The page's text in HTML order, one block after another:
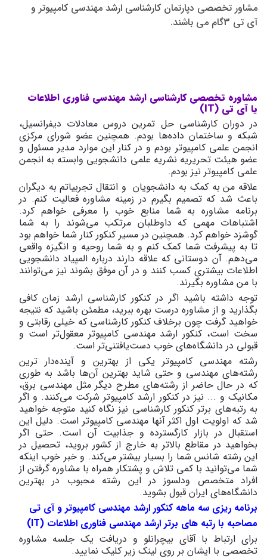
مشاور تخصصی دپارتمان کارشناسی ارشد مهندسی کامپیوتر و
آی تی 3گام می باشند.
مشاوره تخصصی کارشناسی ارشد مهندسی فناوری اطلاعات
یا آی تی (IT)
در دوران کارشناسی حل تمرین دروس معادلات دیفرانسیل،
شبکه و ساختمان داده‌ها بودم. همچنین عضو شورای مرکزی
انجمن علمی کامپیوتر بودم و در کنار این موارد مدیر مسئول و
عضو هیئت تحریریه نشریه علمی دانشجویی وابسته به انجمن
علمی کامپیوتر نیز بودم.
علاقه من به کمک به دانشجویان و انتقال تجربیاتم به دیگران
باعث شد که تصمیم بگیرم در زمینه مشاوره فعالیت کنم. در
برنامه مشاوره به شما منابع خوب را معرفی خواهم کرد.
اشتباهات مهمی که داوطلبان مرتکب می‌شوند را به شما
گوشزد خواهم کرد. همچنین در مسیر کنکور کنار شما خواهم بود
تا به پیشرفت شما کمک کنم و به شما روحیه و انگیزه واقعی
می‌دهم. آن دوستانی که علاقه دارند درباره المپیاد دانشجویی
اطلاعات بیشتری کسب کنند و در آن موفق بشوند نیز می‌توانند
با من مشاوره بگیرند.
توجه داشته باشید اگر در کنکور کارشناسی ارشد زمان کافی
بگذارید و از مشاوره درست بهره ببرید، مطمئن باشید که نتیجه
خواهید گرفت چون برخلاف کنکور کارشناسی که خیلی رقابتی و
سخت است، کنکور ارشد مهندسی کامپیوتر معقول‌تر است و
قبولی در دانشگاه‌های خوب دست‌یافتنی‌تر است.
رشته مهندسی کامپیوتر یکی از بهترین و آینده‌دار ترین
رشته‌های مهندسی و حتی شاید بهترین آن‌ها باشد به طوری
که در حال حاضر از رشته‌های مطرح دیگر مثل مهندسی برق،
مکانیک و ... نیز در کنکور ارشد کامپیوتر شرکت می‌کنند. و اگر
به رتبه‌های برتر کنکور کارشناسی نیز نگاه کنید متوجه خواهید
شد که اولویت اول اکثر آن‎ها مهندسی کامپیوتر است. دلیل این
استقبال در بازار کارگسترده و جذابیت آن است. حتی اگر
بخواهید در مقاطع بالاتر به خارج از کشور بروید، تحصیل در
این رشته شانس شما را بسیار بیشتر می‌کند. و خبر خوب اینکه
شما می‌توانید با کمی تلاش و پشتکار همراه با مشاوره گرفتن از
افراد متخصص ودلسوز در این رشته محبوب در بهترین
دانشگاه‌های ایران قبول بشوید.
برنامه ریزی سه ماهه کنکور ارشد مهندسی کامپیوتر و آی تی
مصاحبه با رتبه های برتر ارشد مهندسی فناوری اطلاعات (IT)
برای ارتباط با آقای بیچرانلو و دریافت یک جلسه مشاوره
تخصصی با ایشان بر روی لینک زیر کلیک نمایید.